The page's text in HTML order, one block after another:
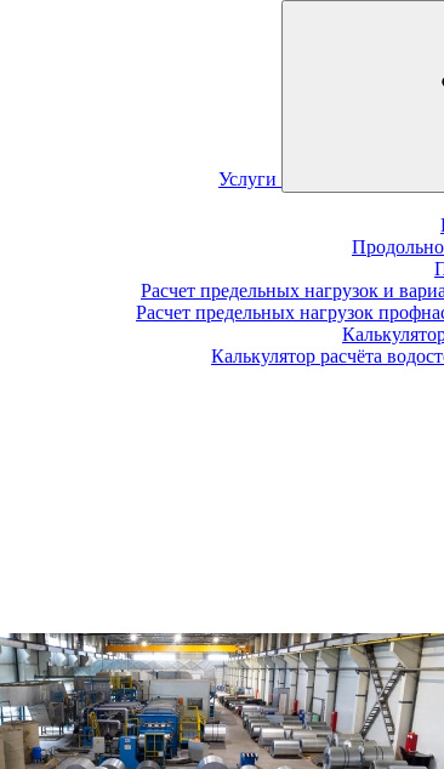
Услуги
Расчет предельных нагрузок и
Расчет предельных нагрузок
Калькулятор расчёта